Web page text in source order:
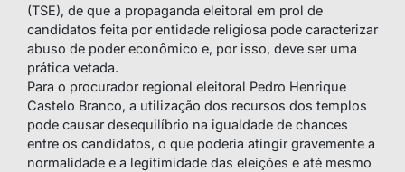
(TSE), de que a propaganda eleitoral em prol de
candidatos feita por entidade religiosa pode caracterizar
abuso de poder econômico e, por isso, deve ser uma
prática vetada.
Para o procurador regional eleitoral Pedro Henrique
Castelo Branco, a utilização dos recursos dos templos
pode causar desequilíbrio na igualdade de chances
entre os candidatos, o que poderia atingir gravemente a
normalidade e a legitimidade das eleições e até mesmo